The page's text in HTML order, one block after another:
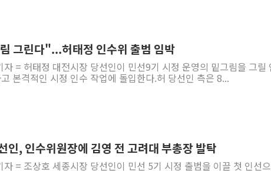
그린다"...허태정 인수위 출범 임박
= 허태정 대전시장 당선인이 민선9기 시정 운영의 밑그림을 그릴
본격적인 시정 인수 작업에 돌입한다.허 당선인 측은 8...
인, 인수위원장에 김영 전 고려대 부총장 발탁
= 조상호 세종시장 당선인이 민선 5기 시정 출범을 이끌 첫 인선